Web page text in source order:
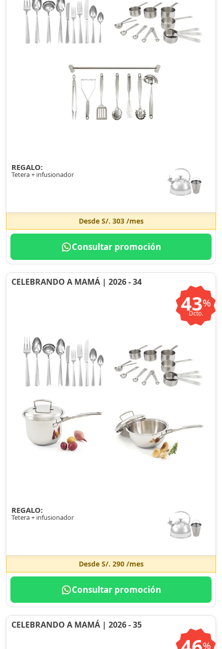
REGALO:
Tetera + infusionador
Desde S/. 303/mes
Consultar promoción
CELEBRANDO A MAMÁ | 2026 - 34
43%
Dcto.
REGALO:
Tetera + infusionador
Desde S/. 290/mes
Consultar promoción
CELEBRANDO A MAMÁ | 2026 - 35
%